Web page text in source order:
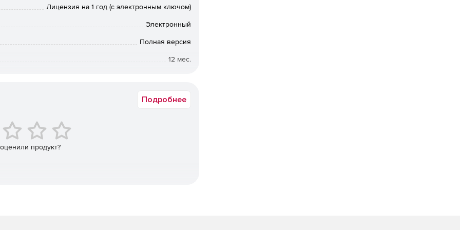
средств (в виде дерева).
Лицензия на 1 год (с электронным ключом)
Электронный
Полная версия
12 мес.
Подробнее
продукт?